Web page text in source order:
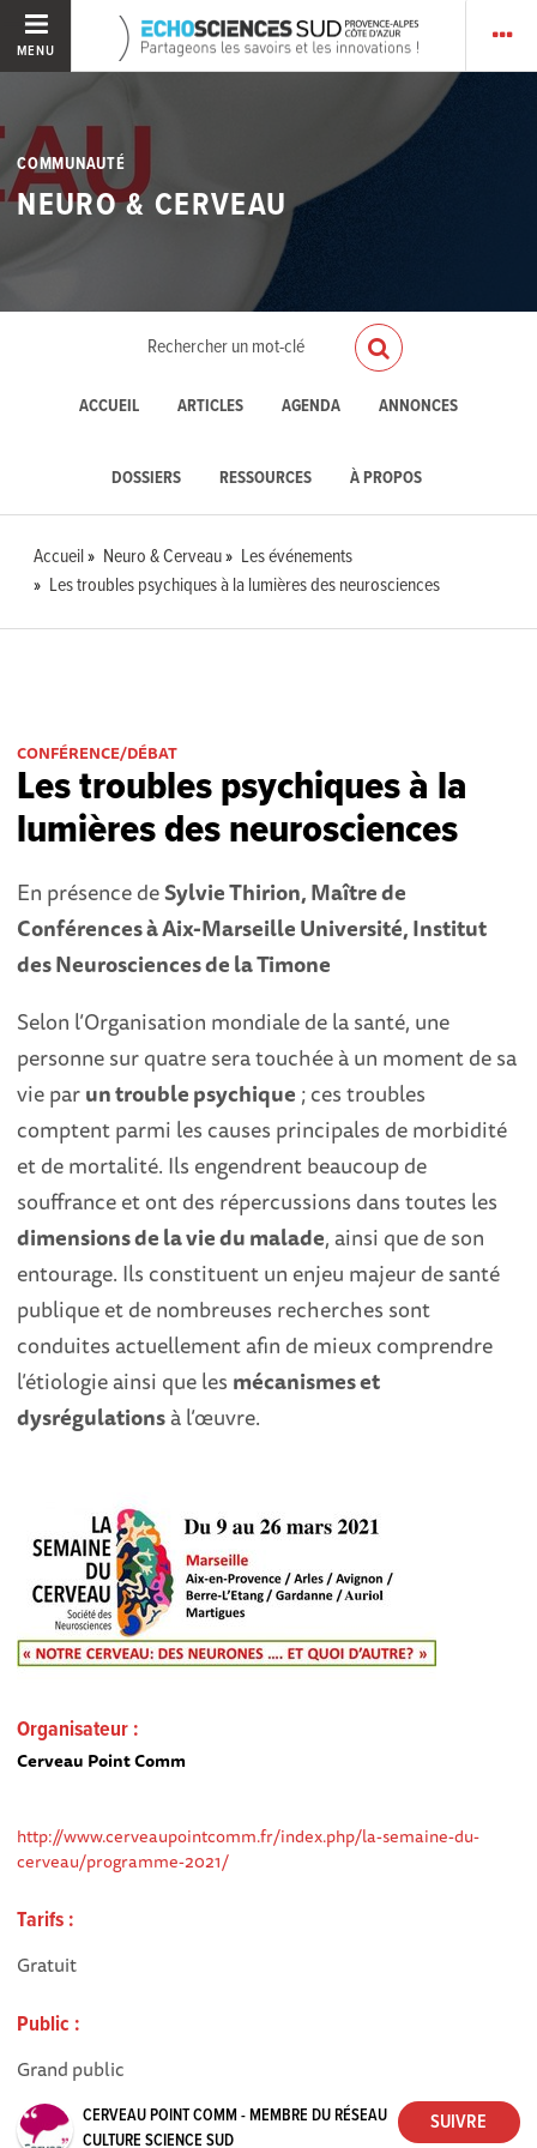
MENU
COMMUNAUTÉ
NEURO & CERVEAU
ACCUEIL ARTICLES AGENDA ANNONCES
DOSSIERS RESSOURCES À PROPOS
Accueil Neuro & Cerveau
Les événements
Les troubles psychiques à la lumières des neurosciences
CONFÉRENCE/DÉBAT
Les troubles psychiques à la
lumières des neurosciences
En présence deSylvie Thirion, Maître de
Conférences à Aix-Marseille Université, Institut
des Neurosciences de la Timone
Selon l’Organisation mondiale de la santé, une
personne sur quatre sera touchée à un moment de sa
vie parun trouble psychique ; ces troubles
comptent parmi les causes principales de morbidité
et de mortalité. Ils engendrent beaucoup de
souffrance et ont des répercussions dans toutes les
dimensions de la vie du malade, ainsi que de son
entourage. Ils constituent un enjeu majeur de santé
publique et de nombreuses recherches sont
conduites actuellement afin de mieux comprendre
l’étiologie ainsi que les mécanismes et
dysrégulationsà l’œuvre.
Organisateur :
Cerveau Point Comm
http://www.cerveaupointcomm.fr/index.php/la-semaine-du-
cerveau/programme-2021/
Tarifs :
Gratuit
Public :
Grand public
CERVEAU POINT COMM - MEMBRE DU RÉSEAU
CULTURE SCIENCE SUD